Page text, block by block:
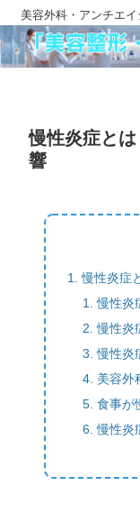
美容外科・アンチエイ
慢性炎症と
響
慢性炎症
慢性炎
慢性炎
慢性炎
美容外
食事が
慢性炎